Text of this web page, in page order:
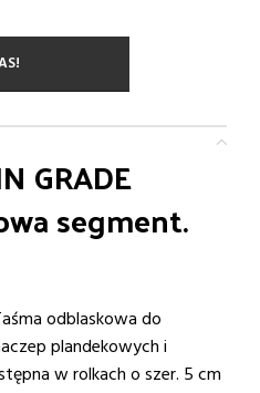
GRADE
segment.
odblaskowa do
plandekowych i
w rolkach o szer. 5 cm